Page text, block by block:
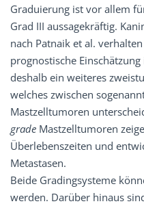
Graduierung ist vor allem
Grad III aussagekräftig.
nach Patnaik et al.
prognostische
deshalb ein weiteres
welches zwischen
Mastzelltumoren
grade Mastzelltumoren
Überlebenszeiten und
Metastasen.
Beide Gradingsysteme
werden. Darüber hinaus